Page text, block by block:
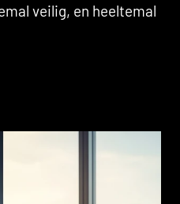
veilig, en heeltemal